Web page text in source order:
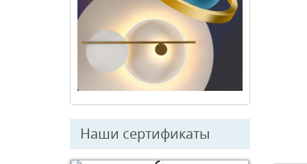
Наши сертификаты